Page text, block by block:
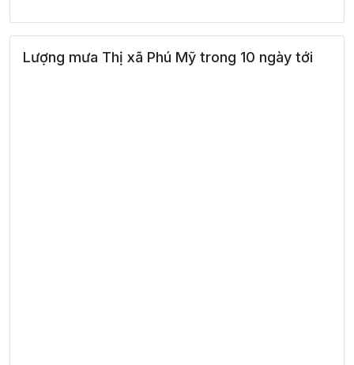
Lượng mưa Thị xã Phú Mỹ trong 10 ngày tới